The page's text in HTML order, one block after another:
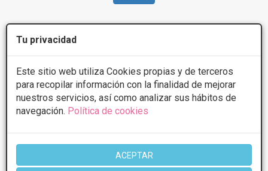
Tu privacidad
Este sitio web utiliza Cookies propias y de terceros
para recopilar información con la finalidad de mejorar
nuestros servicios, así como analizar sus hábitos de
navegación. Política de cookies
ACEPTAR
VideosLesiones dérmicas